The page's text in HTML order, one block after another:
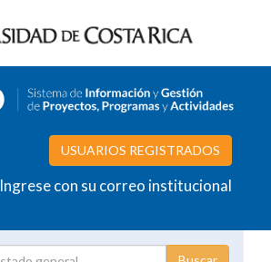
USUARIOS REGISTRADOS
Ingrese con su correo institucional